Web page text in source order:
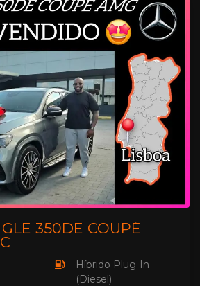
350DE COUPÉ
Híbrido Plug-In
(Diesel)